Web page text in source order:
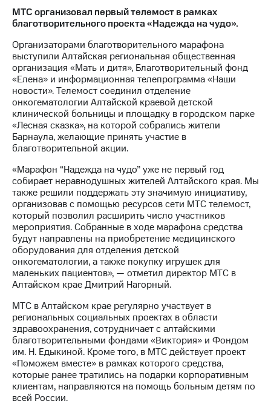
Контакты
Медиа-центр
Пресс-
релизы
МТС
о технологиях
Достижения
Интервью
Финансовая
отчетность
Контакты
Пригласить
спикера
и акционерам
Корпоративное
управление
секретарь
Раскрытие
информации
Информация
акционерам
Документы
ПАО
"МТС"
МТС организовал первый телемост в рамках
благотворительного проекта «Надежда на чудо».
Организаторами благотворительного марафона
выступили Алтайская региональная общественная
организация «Мать и дитя», Благотворительный фонд
«Елена» и информационная телепрограмма «Наши
новости». Телемост соединил отделение
онкогематологии Алтайской краевой детской
клинической больницы и площадку в городском парке
«Лесная сказка», на которой собрались жители
Барнаула, желающие принять участие в
благотворительной акции.
«Марафон “Надежда на чудо” уже не первый год
собирает неравнодушных жителей Алтайского края. Мы
также решили поддержать эту значимую инициативу,
организовав с помощью ресурсов сети МТС телемост,
который позволил расширить число участников
мероприятия. Собранные в ходе марафона средства
будут направлены на приобретение медицинского
оборудования для отделения детской
онкогематологии, а также покупку игрушек для
маленьких пациентов», — отметил директор МТС в
Алтайском крае Дмитрий Нагорный.
МТС в Алтайском крае регулярно участвует в
региональных социальных проектах в области
здравоохранения, сотрудничает с алтайскими
благотворительными фондами «Виктория» и Фондом
им. Н. Едыкиной. Кроме того, в МТС действует проект
«Поможем вместе» в рамках которого средства,
которые ранее тратились на подарки корпоративным
клиентам, направляются на помощь больным детям по
всей России.